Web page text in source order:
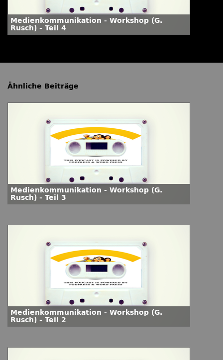
Medienkommunikation - Workshop (G.
Rusch) - Teil 4
Ähnliche Beiträge
Medienkommunikation - Workshop (G.
Rusch) - Teil 3
Medienkommunikation - Workshop (G.
Rusch) - Teil 2